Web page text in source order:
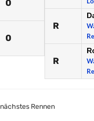
0
0
R
R
nächstes Rennen